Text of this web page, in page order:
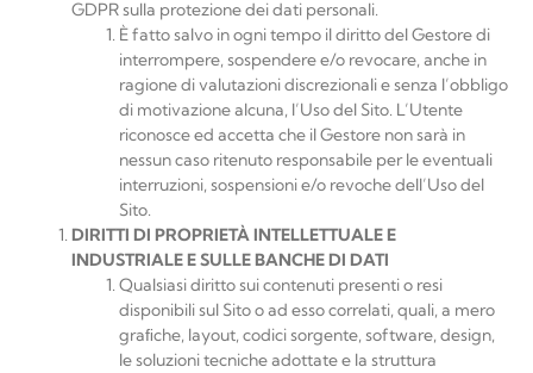
GDPR sulla protezione dei dati personali.
È fatto salvo in ogni tempo il diritto del Gestore di
interrompere, sospendere e/o revocare, anche in
ragione di valutazioni discrezionali e senza l’obbligo
di motivazione alcuna, l’Uso del Sito. L’Utente
riconosce ed accetta che il Gestore non sarà in
nessun caso ritenuto responsabile per le eventuali
interruzioni, sospensioni e/o revoche dell’Uso del
Sito.
DIRITTI DI PROPRIETÀ INTELLETTUALE E
INDUSTRIALE ESULLE BANCHE DI DATI
Qualsiasi diritto sui contenuti presenti o resi
disponibili sul Sito o ad esso correlati, quali, a mero
graﬁche, layout, codici sorgente, software, design,
le soluzioni tecniche adottate e la struttura